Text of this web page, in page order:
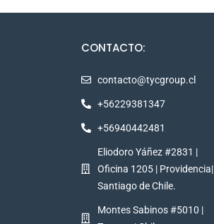
CONTACTO:
contacto@tycgroup.cl
+56229381347
+56940442481
Eliodoro Yáñez #2831 |
Oficina 1205 | Providencia|
Santiago de Chile.
Montes Sabinos #5010 |